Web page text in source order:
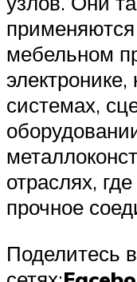
мебельном
системах,
отраслях,
прочное
Поделитесь